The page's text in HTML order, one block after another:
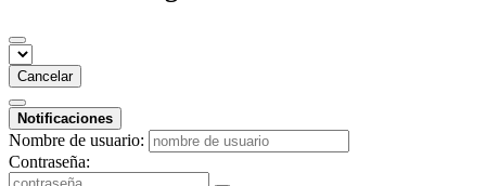
Cancelar
Notificaciones
Nombre de usuario:
Contraseña: